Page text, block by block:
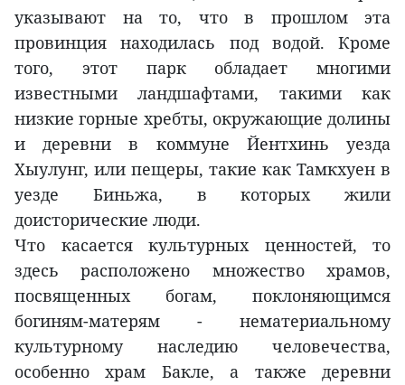
указывают на то, что в прошлом эта
провинция находилась под водой. Кроме
того, этот парк обладает многими
известными ландшафтами, такими как
низкие горные хребты, окружающие долины
и деревни в коммуне Йентхинь уезда
Хыулунг, или пещеры, такие как Тамкхуен в
уезде Биньжа, в которых жили
доисторические люди.
Что касается культурных ценностей, то
здесь расположено множество храмов,
посвященных богам, поклоняющимся
богиням-матерям - нематериальному
культурному наследию человечества,
особенно храм Бакле, а также деревни